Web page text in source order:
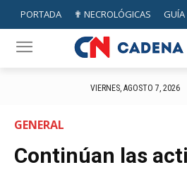
PORTADA ✟ NECROLÓGICAS GUÍA
VIERNES, AGOSTO 7, 2026
GENERAL
Continúan las